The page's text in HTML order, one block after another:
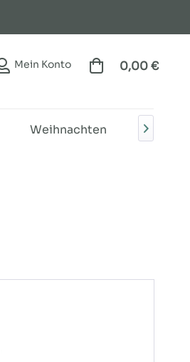
Mein Konto 0,00 €
Weihnachten 